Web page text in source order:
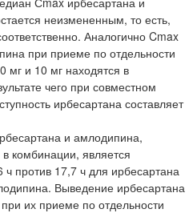
неизмененным, то есть,
Аналогично Cmax
при приеме по отдельности
мг и 10 мг находятся в
чего при совместном
ирбесартана составляет
и амлодипина,
комбинации, является
против 17,7 ч для ирбесартана
Выведение ирбесартана
их приеме по отдельности